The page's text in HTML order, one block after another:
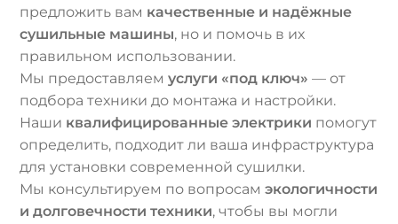
предложить вам качественные и надёжные
сушильные машины, но и помочь в их
правильном использовании.
Мы предоставляемуслуги «под ключ» — от
подбора техники до монтажа и настройки.
Наши квалифицированные электрики помогут
определить, подходит ли ваша инфраструктура
для установки современной сушилки.
Мы консультируем по вопросамэкологичности
и долговечности техники, чтобы вы могли